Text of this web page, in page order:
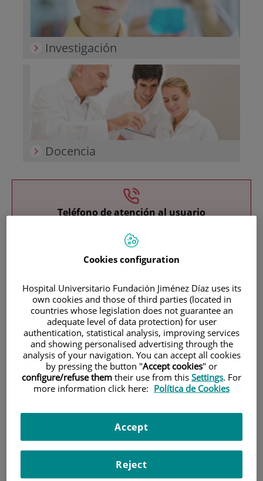
Investigación
Docencia
Teléfono de atención al usuario
900 301 013
|U. DE CIRUGÍA ESTÉTICA|CIRUGÍA FACIAL
INJERTO GRASO
U. de Cirugía Estética
Situación:Consulta Privada nº10
Teléfono:2598
Lunes a jueves 15 a 18h
Cirugía Plástica
Cookies configuration
Hospital Universitario Fundación Jiménez Díaz uses its
own cookies and those of third parties (located in
countries whose legislation does not guarantee an
adequate level of data protection) for user
authentication, statistical analysis, improving services
and showing personalised advertising through the
analysis of your navigation. You can accept all cookies
by pressing the button "Accept cookies" or
configure/refuse them their use from this Settings. For
more information click here: Política de Cookies
Reject
Accept